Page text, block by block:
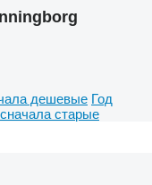
дешевые Год
старые